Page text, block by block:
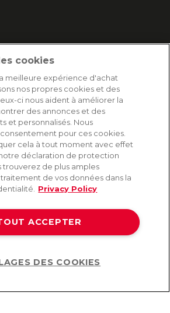
Switzerland AG. Tous droits réservés.
cookies
meilleure expérience d'achat
nos propres cookies et des
ci nous aident à améliorer la
des annonces et des
et personnalisés. Nous
pour ces cookies.
cela à tout moment avec effet
déclaration de protection
trouverez de plus amples
de vos données dans la
Privacy Policy
ACCEPTER
DES COOKIES